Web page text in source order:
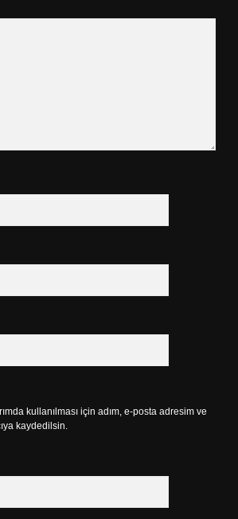
kullanılması için adım, e-posta adresim ve
kaydedilsin.